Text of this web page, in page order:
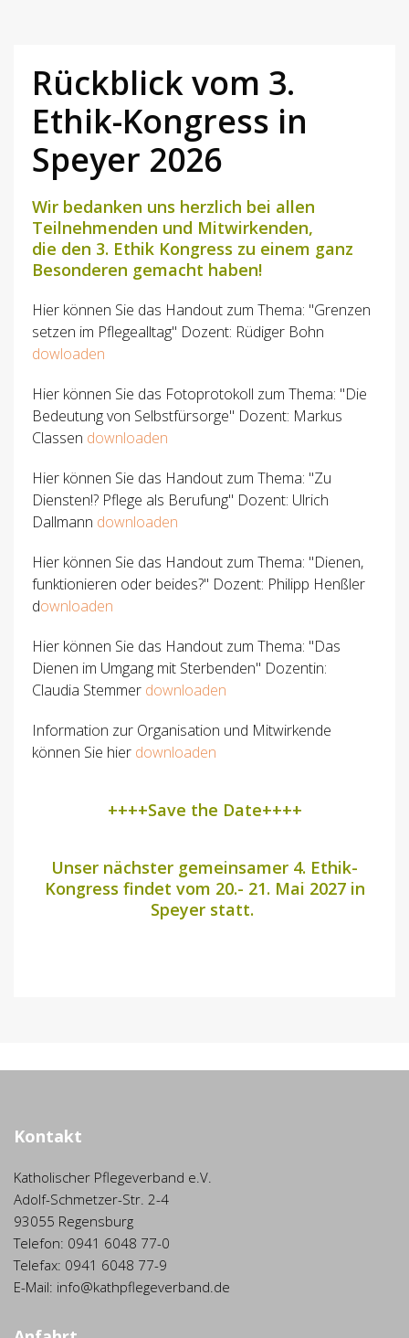
Rückblick vom 3.
Ethik-Kongress in
Speyer 2026
Wir bedanken uns herzlich bei allen
Teilnehmenden und Mitwirkenden,
die den 3. Ethik Kongress zu einem ganz
Besonderen gemacht haben!
Hier können Sie das Handout zum Thema: "Grenzen
setzen im Pflegealltag" Dozent: Rüdiger Bohn
dowloaden
Hier können Sie das Fotoprotokoll zum Thema: "Die
Bedeutung von Selbstfürsorge" Dozent: Markus
Classen downloaden
Hier können Sie das Handout zum Thema: "Zu
Diensten!? Pflege als Berufung" Dozent: Ulrich
Dallmann downloaden
Hier können Sie das Handout zum Thema: "Dienen,
funktionieren oder beides?" Dozent: Philipp Henßler
downloaden
Hier können Sie das Handout zum Thema: "Das
Dienen im Umgang mit Sterbenden" Dozentin:
Claudia Stemmer downloaden
Information zur Organisation und Mitwirkende
können Sie hier downloaden
++++Save the Date++++
Unser nächster gemeinsamer 4. Ethik-
Kongress findet vom 20.- 21. Mai 2027 in
Speyer statt.
Kontakt
Katholischer Pflegeverband e.V.
Adolf-Schmetzer-Str. 2-4
93055 Regensburg
Telefon: 0941 6048 77-0
Telefax: 0941 6048 77-9
E-Mail: info@kathpflegeverband.de